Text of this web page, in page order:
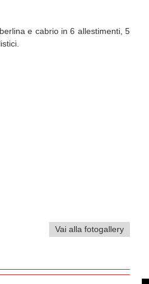
e cabrio in 6 allestimenti, 5
Vai alla fotogallery